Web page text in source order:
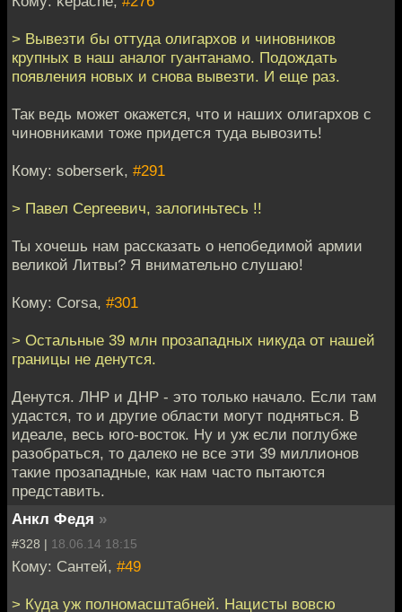
> Вывезти бы оттуда олигархов и чиновников
крупных в наш аналог гуантанамо. Подождать
появления новых и снова вывезти. И еще раз.
Так ведь может окажется, что и наших олигархов с
чиновниками тоже придется туда вывозить!
Кому: soberserk, #291
> Павел Сергеевич, залогиньтесь !!
Ты хочешь нам рассказать о непобедимой армии
великой Литвы? Я внимательно слушаю!
Кому: Corsa, #301
> Остальные 39 млн прозападных никуда от нашей
границы не денутся.
Денутся. ЛНР и ДНР - это только начало. Если там
удастся, то и другие области могут подняться. В
идеале, весь юго-восток. Ну и уж если поглубже
разобраться, то далеко не все эти 39 миллионов
такие прозападные, как нам часто пытаются
представить.
Анкл Федя »
#328 | 18.06.14 18:15
Кому: Сантей, #49
> Куда уж полномасштабней. Нацисты вовсю